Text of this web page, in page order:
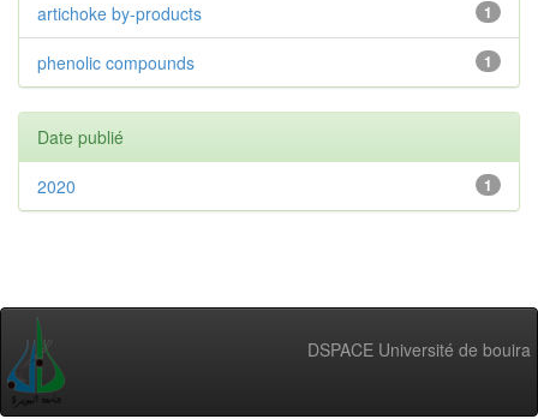
1
artichoke by-products
1
phenolic compounds
Date publié
1
2020
DSPACE Université de bouira